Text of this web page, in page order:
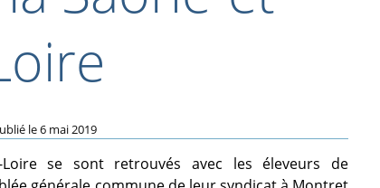
le6 mai 2019
Loire se sont retrouvés avec les éleveurs de